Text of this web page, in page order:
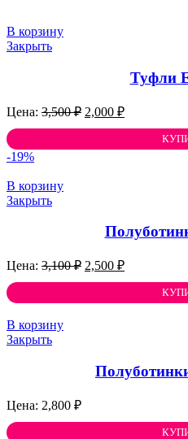
В корзину
Закрыть
Туфли
3,500₽ Первоначальная
2,000 ₽Текущая
2,000 ₽.
-19%
В корзину
Закрыть
3,100₽ Первоначальная
2,500 ₽Текущая
2,500 ₽.
В корзину
Закрыть
2,800 ₽